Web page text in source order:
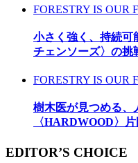
FORESTRY IS OUR
小さく強く、持続可
チェンソーズ〉の挑
FORESTRY IS OUR
樹木医が見つめる、
〈HARDWOOD〉
EDITOR’S CHOICE